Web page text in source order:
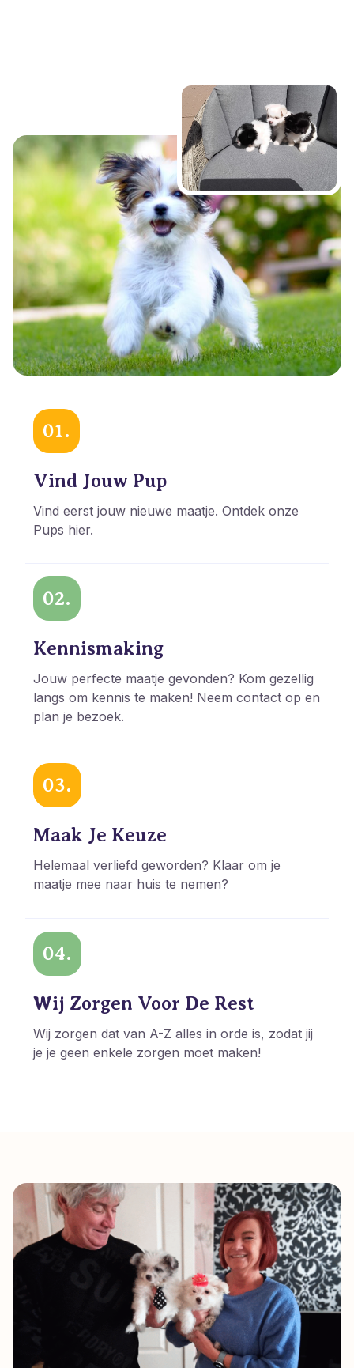
01.
Vind Jouw Pup
Vind eerst jouw nieuwe maatje. Ontdek onze
Pups hier.
02.
Kennismaking
Jouw perfecte maatje gevonden? Kom gezellig
langs om kennis te maken! Neem contact op en
plan je bezoek.
03.
Maak Je Keuze
Helemaal verliefd geworden? Klaar om je
maatje mee naar huis te nemen?
04.
Wij Zorgen Voor De Rest
Wij zorgen dat van A-Z alles in orde is, zodat jij
je je geen enkele zorgen moet maken!